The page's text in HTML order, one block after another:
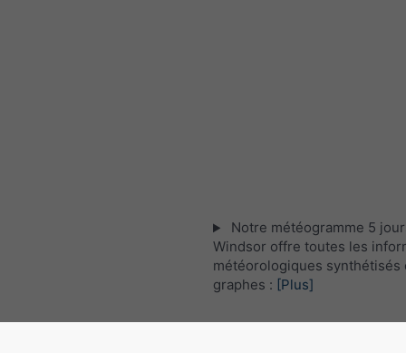
Notre météogramme 5
Windsor offre toutes les
météorologiques synthétisés
graphes : [Plus]